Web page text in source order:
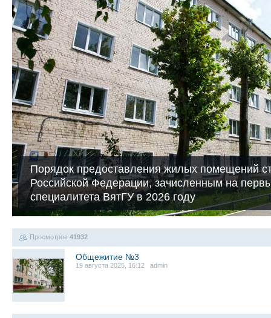
Порядок предоставления жилых помещений
Российской Федерации, зачисленным на
специалитета ВятГУ в 2026 году
Просмотров 41932
Общежитие №3
19 августа 2025, 16:12 admin